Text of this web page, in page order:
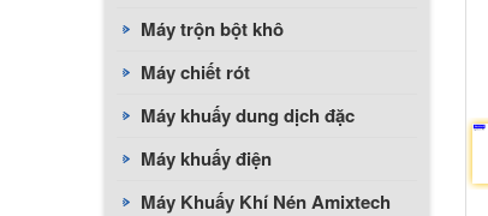
Máy trộn bột khô
Máy chiết rót
Máy khuấy dung dịch đặc
Máy khuấy điện
Máy Khuấy Khí Nén Amixtech